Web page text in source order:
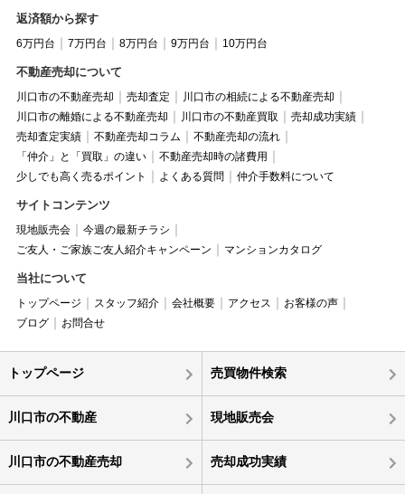
返済額から探す
6万円台 7万円台 8万円台 9万円台 10万円台
不動産売却について
川口市の不動産売却 売却査定
川口市の相続による不動産売却
川口市の離婚による不動産売却
川口市の不動産買取
売却成功実績
売却査定実績
不動産売却コラム
不動産売却の流れ
「仲介」と「買取」の違い
不動産売却時の諸費用
少しでも高く売るポイント
よくある質問 仲介手数料について
サイトコンテンツ
現地販売会
今週の最新チラシ
ご友人・ご家族ご友人紹介キャンペーン
マンションカタログ
当社について
トップページ スタッフ紹介 会社概要 アクセス
お客様の声
ブログ
お問合せ
トップページ 売買物件検索
川口市の不動産 現地販売会
川口市の不動産売却 売却成功実績